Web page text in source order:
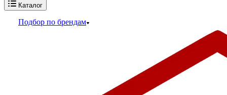
Каталог
Подбор по брендам